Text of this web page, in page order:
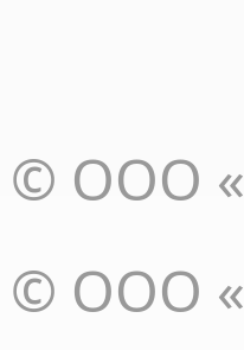
© ООО
© ООО